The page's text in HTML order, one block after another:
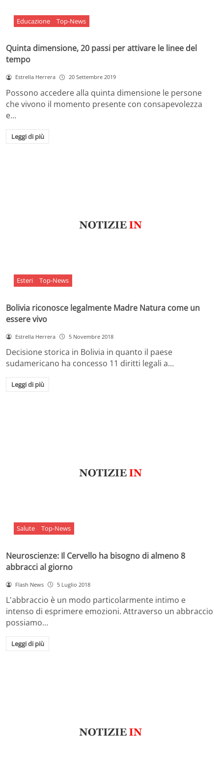
Educazione Top-News
Quinta dimensione, 20 passi per attivare le linee del
tempo
Estrella Herrera 20 Settembre 2019
Possono accedere alla quinta dimensione le persone
che vivono il momento presente con consapevolezza
e…
Leggi di più
Esteri Top-News
Bolivia riconosce legalmente Madre Natura come un
essere vivo
Estrella Herrera 5 Novembre 2018
Decisione storica in Bolivia in quanto il paese
sudamericano ha concesso 11 diritti legali a…
Leggi di più
Salute Top-News
Neuroscienze: Il Cervello ha bisogno di almeno 8
abbracci al giorno
Flash News 5 Luglio 2018
L'abbraccio è un modo particolarmente intimo e
intenso di esprimere emozioni. Attraverso un abbraccio
possiamo…
Leggi di più